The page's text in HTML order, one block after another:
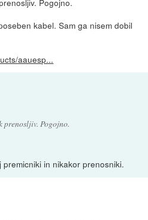
kabel. Sam ga nisem dobil
aauesp...
prenosljiv. Pogojno.
in nikakor prenosniki.